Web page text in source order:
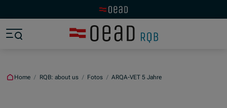
Home / RQB: about us / Fotos / ARQA-VET 5 Jahre